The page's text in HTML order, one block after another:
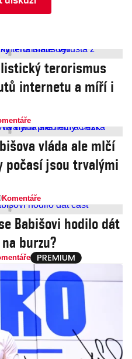
terorismus
internetu a míří i
vláda ale mlčí
počasí jsou trvalými
Komentáře
Babišovi hodilo dát
burzu?